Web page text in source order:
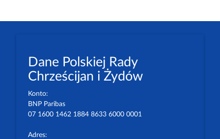
Dane Polskiej Rady
Chrześcijan i Żydów
Konto:
BNP Paribas
07 1600 1462 1884 8633 6000 0001
Adres: